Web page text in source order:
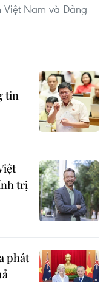
Nam và Đảng
tin
trị
phát